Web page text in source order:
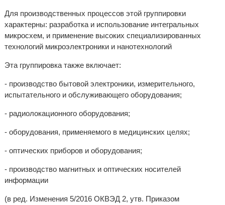
Для производственных процессов этой группировки
характерны: разработка и использование интегральных
микросхем, и применение высоких специализированных
технологий микроэлектроники и нанотехнологий
Эта группировка также включает:
- производство бытовой электроники, измерительного,
испытательного и обслуживающего оборудования;
- радиолокационного оборудования;
- оборудования, применяемого в медицинских целях;
- оптических приборов и оборудования;
- производство магнитных и оптических носителей
информации
(в ред. Изменения 5/2016 ОКВЭД 2, утв. Приказом